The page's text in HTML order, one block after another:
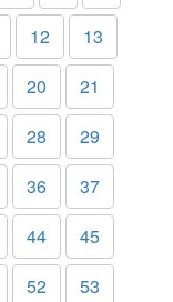
12
13
20
21
28
29
36
37
44
45
52
53